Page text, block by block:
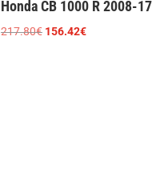
Honda CB 1000 R 2008-17
217.80€ El
156.42€El